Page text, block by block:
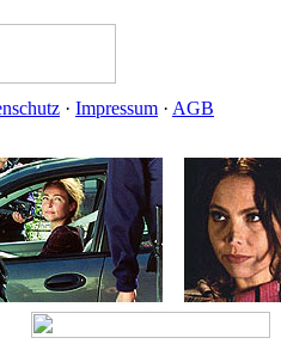
· Impressum · AGB